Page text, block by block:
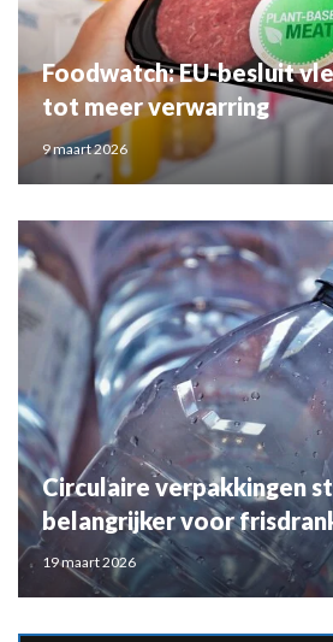
Foodwatch: EU-besluit
tot meer verwarring
9 maart 2026
Circulaire verpakkingen
belangrijker voor
19 maart 2026